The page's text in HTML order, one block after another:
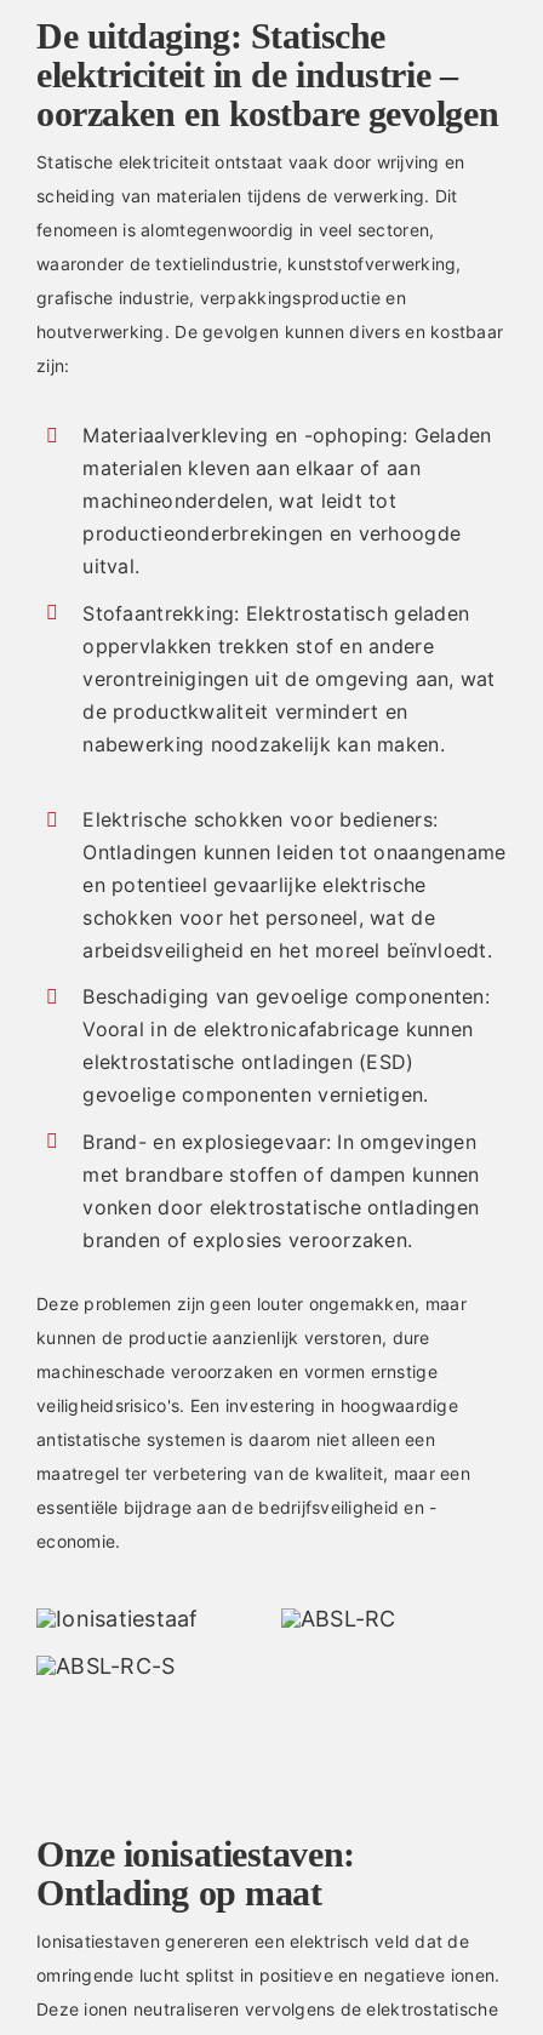
De uitdaging: Statische
elektriciteit in de industrie –
oorzaken en kostbare gevolgen
Statische elektriciteit ontstaat vaak door wrijving en
scheiding van materialen tijdens de verwerking. Dit
fenomeen is alomtegenwoordig in veel sectoren,
waaronder de textielindustrie, kunststofverwerking,
grafische industrie, verpakkingsproductie en
houtverwerking. De gevolgen kunnen divers en kostbaar
zijn:
Materiaalverkleving en -ophoping: Geladen
materialen kleven aan elkaar of aan
machineonderdelen, wat leidt tot
productieonderbrekingen en verhoogde
uitval.
Stofaantrekking: Elektrostatisch geladen
oppervlakken trekken stof en andere
verontreinigingen uit de omgeving aan, wat
de productkwaliteit vermindert en
nabewerking noodzakelijk kan maken.
Elektrische schokken voor bedieners:
Ontladingen kunnen leiden tot onaangename
en potentieel gevaarlijke elektrische
schokken voor het personeel, wat de
arbeidsveiligheid en het moreel beïnvloedt.
Beschadiging van gevoelige componenten:
Vooral in de elektronicafabricage kunnen
elektrostatische ontladingen (ESD)
gevoelige componenten vernietigen.
Brand- en explosiegevaar: In omgevingen
met brandbare stoffen of dampen kunnen
vonken door elektrostatische ontladingen
branden of explosies veroorzaken.
Deze problemen zijn geen louter ongemakken, maar
kunnen de productie aanzienlijk verstoren, dure
machineschade veroorzaken en vormen ernstige
veiligheidsrisico's. Een investering in hoogwaardige
antistatische systemen is daarom niet alleen een
maatregel ter verbetering van de kwaliteit, maar een
essentiële bijdrage aan de bedrijfsveiligheid en -
economie.
Onze ionisatiestaven:
Ontlading op maat
Ionisatiestaven genereren een elektrisch veld dat de
omringende lucht splitst in positieve en negatieve ionen.
Deze ionen neutraliseren vervolgens de elektrostatische